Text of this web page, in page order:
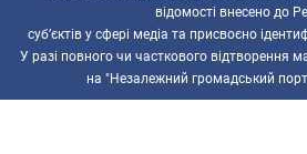
відомості внесено до
суб’єктів у сфері медіа та присвоєно
У разі повного чи часткового відтворення
на "Незалежний громадський